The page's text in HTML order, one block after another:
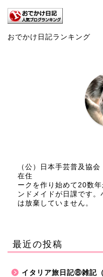
おでかけ日記ランキング
（公）日本手芸普及協
在住
ークを作り始めて20数
ンドメイドが日課です
は放棄していません。
最近の投稿
イタリア旅日記⑧雑記